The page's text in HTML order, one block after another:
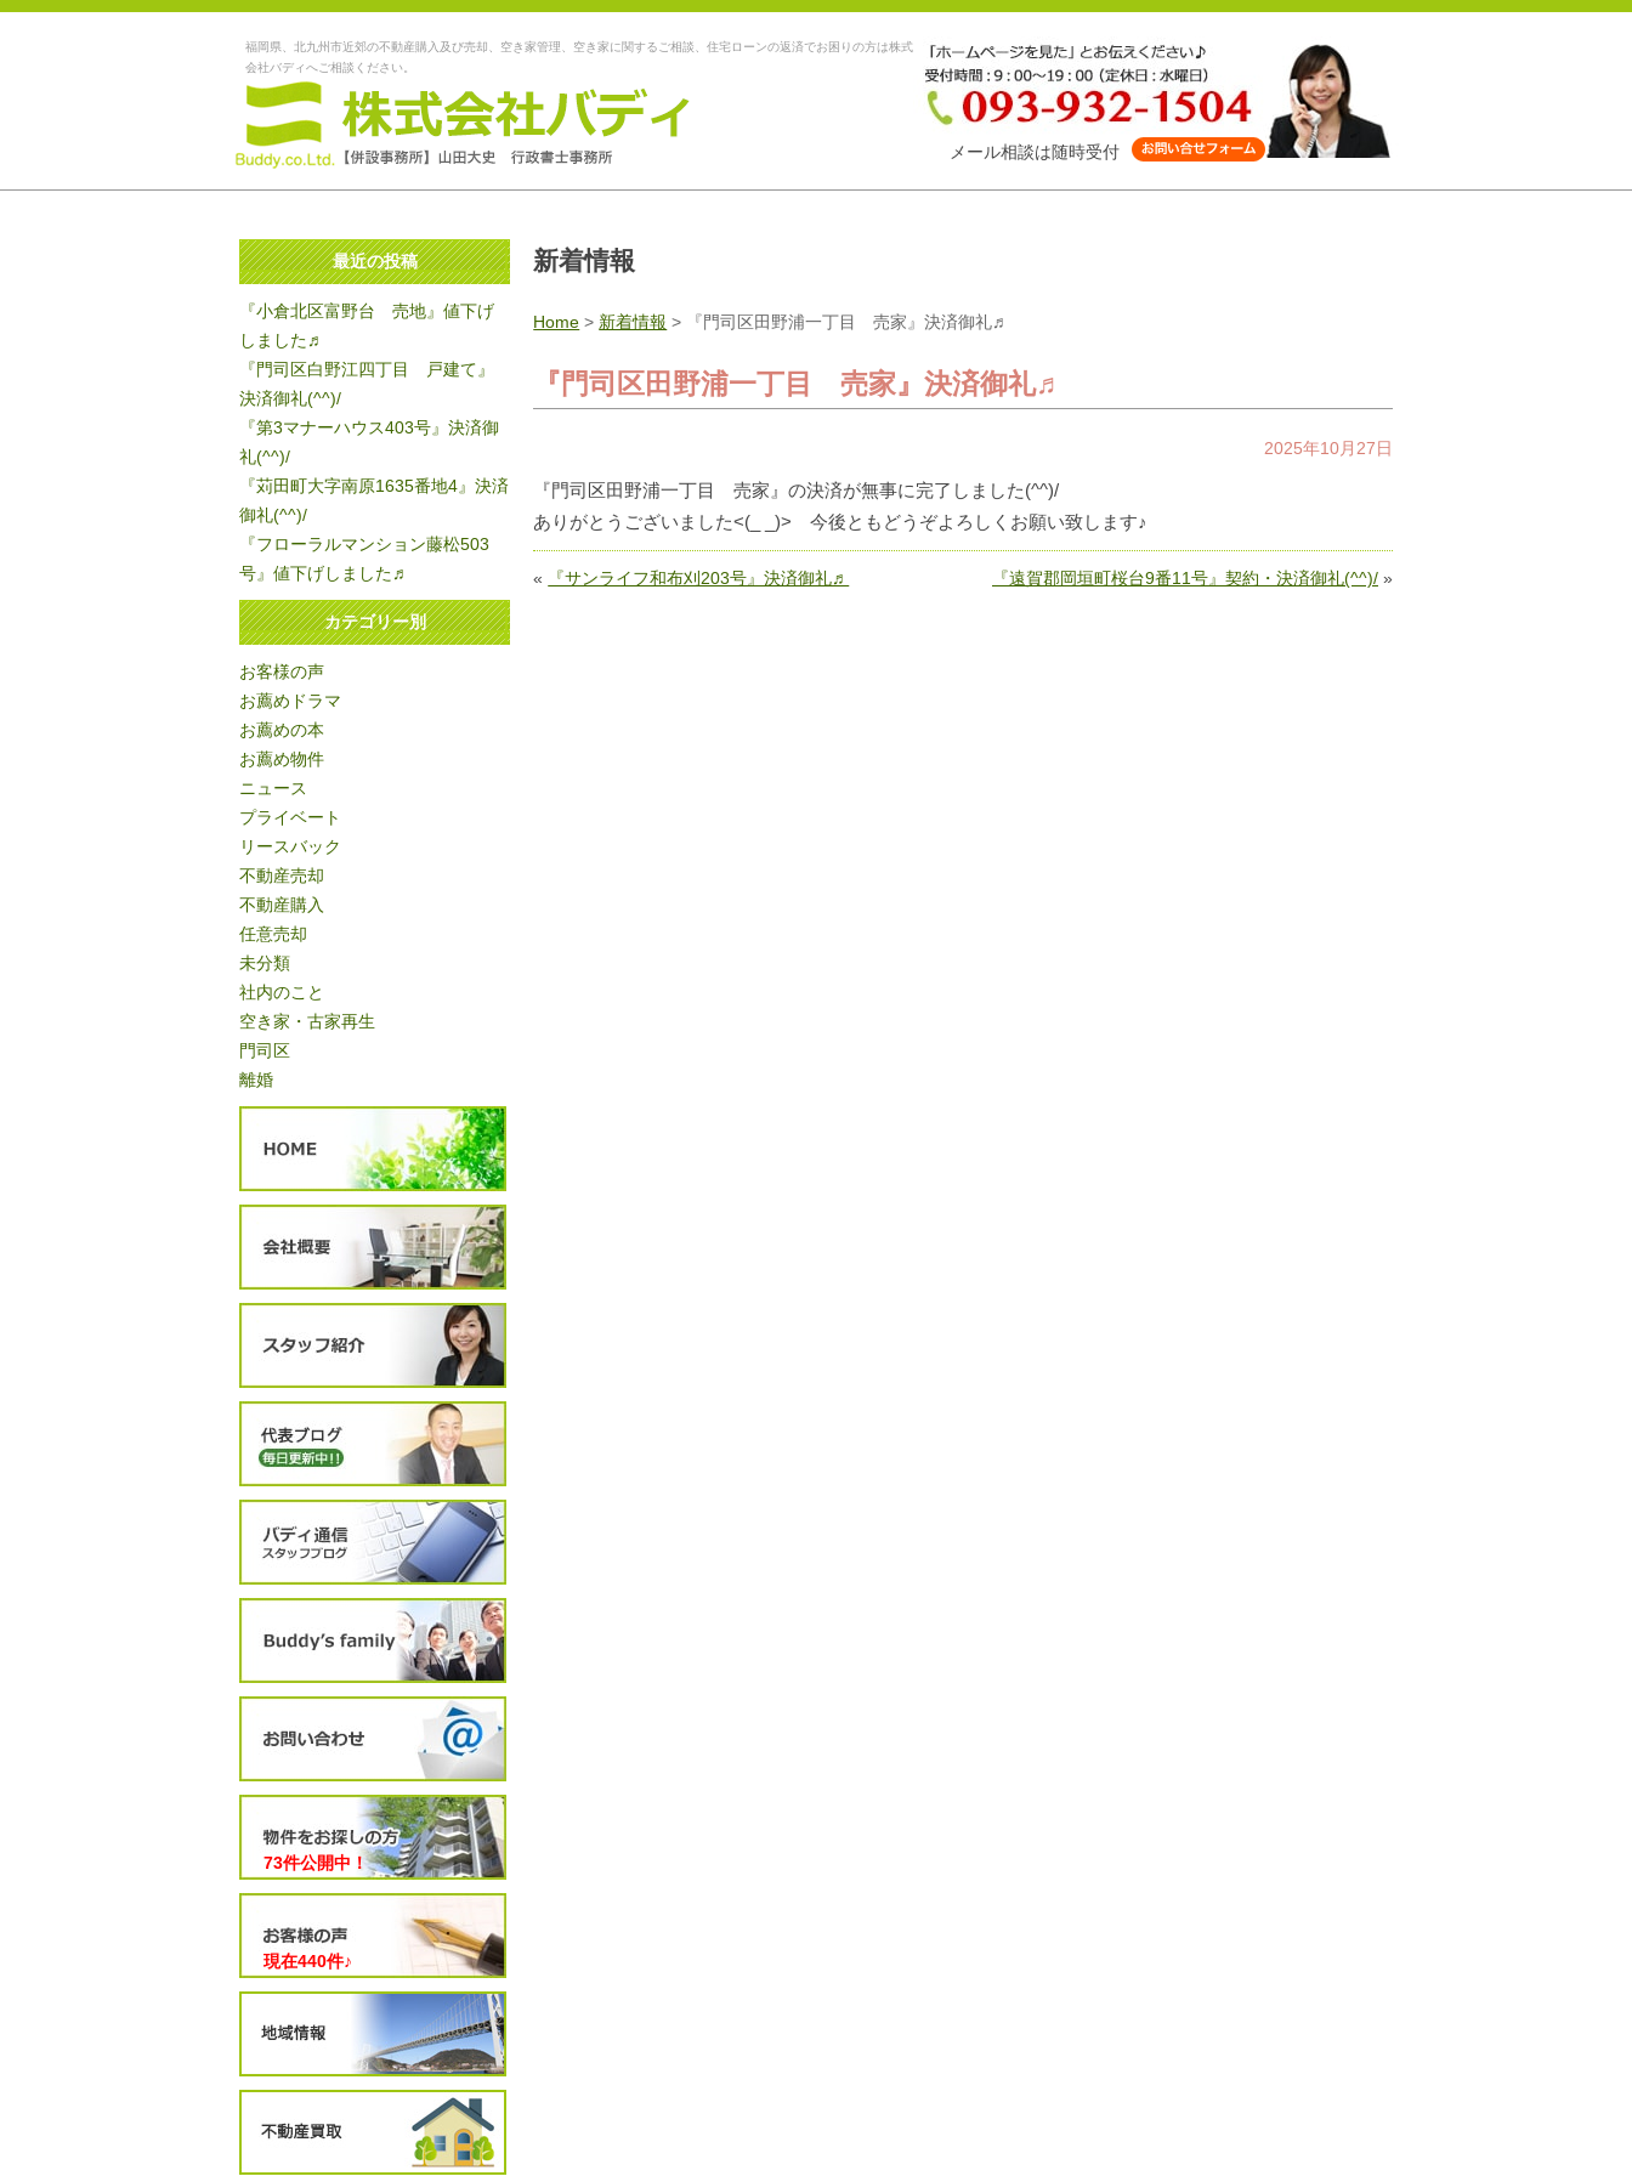
福岡県、北九州市近郊の不動産購入及び売却、空き家管理、空き家に関するご相談、住宅ローンの返済でお困りの方は株式
会社バディへご相談ください。
メール相談は随時受付
新着情報
Home > 新着情報 > 『門司区田野浦一丁目 売家』決済御礼♬
『門司区田野浦一丁目 売家』決済御礼♬
2025年10月27日
『門司区田野浦一丁目 売家』の決済が無事に完了しました(^^)/
ありがとうございました<(_ _)> 今後ともどうぞよろしくお願い致します♪
« 『サンライフ和布刈203号』決済御礼♬ 『遠賀郡岡垣町桜台9番11号』契約・決済御礼(^^)/ »
最近の投稿
『小倉北区富野台 売地』値下げ
しました♬
『門司区白野江四丁目 戸建て』
決済御礼(^^)/
『第3マナーハウス403号』決済御
礼(^^)/
『苅田町大字南原1635番地4』決済
御礼(^^)/
『フローラルマンション藤松503
号』値下げしました♬
カテゴリー別
お客様の声
お薦めドラマ
お薦めの本
お薦め物件
ニュース
プライベート
リースバック
不動産売却
不動産購入
任意売却
未分類
社内のこと
空き家・古家再生
門司区
離婚
73件公開中！
現在440件♪